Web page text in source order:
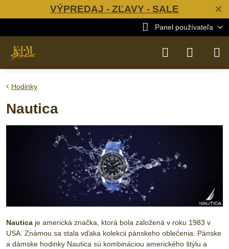
✕
VÝPREDAJ - ZĽAVY - SALE
Panel používateľa
Hodinky
Nautica
Nautica je americká značka, ktorá bola založená v roku 1983 v
USA. Známou sa stala vďaka kolekcii pánskeho oblečenia. Pánske
a dámske hodinky Nautica sú kombináciou amerického štýlu a